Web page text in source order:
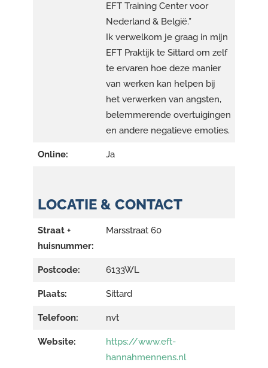
EFT Training Center voor
Nederland & België.”
Ik verwelkom je graag in mijn
EFT Praktijk te Sittard om zelf
te ervaren hoe deze manier
van werken kan helpen bij
het verwerken van angsten,
belemmerende overtuigingen
en andere negatieve emoties.
Online: Ja
LOCATIE & CONTACT
Straat +
huisnummer:
Marsstraat 60
Postcode: 6133WL
Plaats: Sittard
Telefoon: nvt
Website:
https://www.eft-
hannahmennens.nl